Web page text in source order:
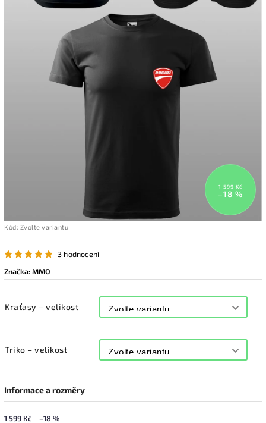
1 599 Kč
–18 %
Kód: Zvolte variantu
3 hodnocení
Značka:MMO
Kraťasy – velikost
Triko – velikost
Informace a rozměry
1 599 Kč –18 %